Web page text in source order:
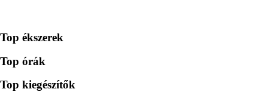
Top ékszerek
Top órák
Top kiegészítők